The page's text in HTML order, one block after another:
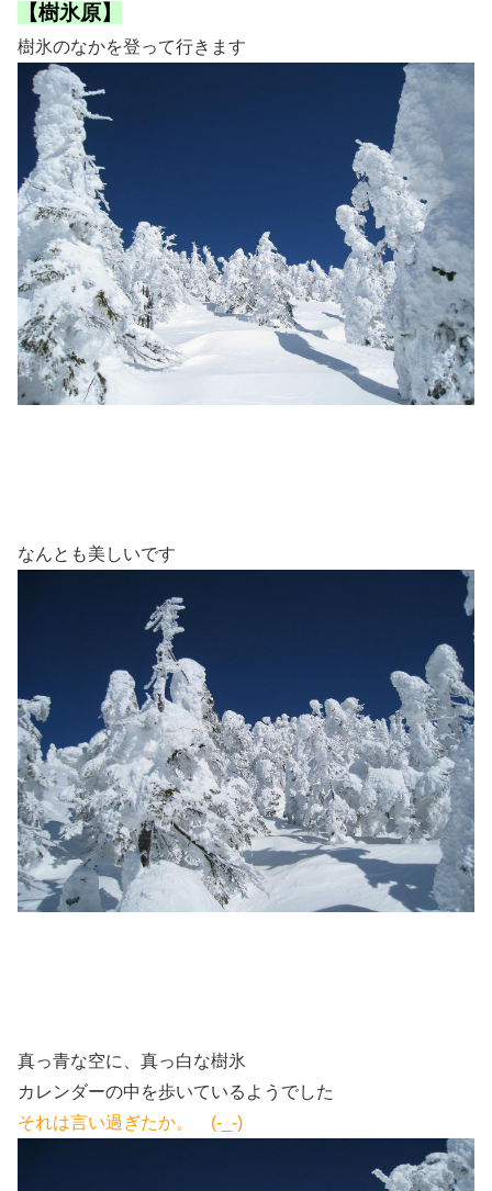
【樹氷原】
樹氷のなかを登って行きます
なんとも美しいです
真っ青な空に、真っ白な樹氷
カレンダーの中を歩いているようでした
それは言い過ぎたか。 (-_-)